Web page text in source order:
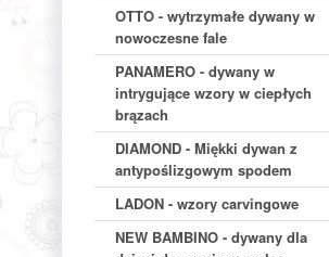
OTTO - wytrzymałe dywany w
nowoczesne fale
PANAMERO - dywany w
intrygujące wzory w ciepłych
brązach
DIAMOND - Miękki dywan z
antypoślizgowym spodem
LADON - wzory carvingowe
NEW BAMBINO - dywany dla